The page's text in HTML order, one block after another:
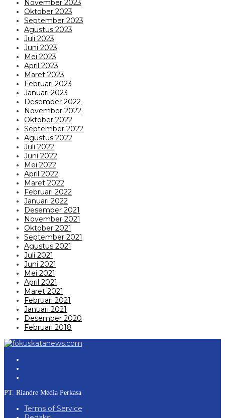
November 2023
Oktober 2023
September 2023
Agustus 2023
Juli 2023
Juni 2023
Mei 2023
April 2023
Maret 2023
Februari 2023
Januari 2023
Desember 2022
November 2022
Oktober 2022
September 2022
Agustus 2022
Juli 2022
Juni 2022
Mei 2022
April 2022
Maret 2022
Februari 2022
Januari 2022
Desember 2021
November 2021
Oktober 2021
September 2021
Agustus 2021
Juli 2021
Juni 2021
Mei 2021
April 2021
Maret 2021
Februari 2021
Januari 2021
Desember 2020
Februari 2018
PT. Riandre Media Perkasa
Terms of Service